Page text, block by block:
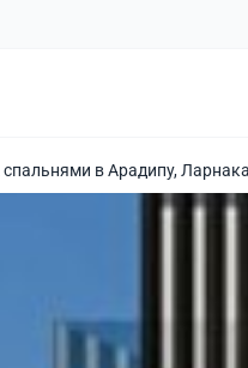
спальнями в Арадипу,